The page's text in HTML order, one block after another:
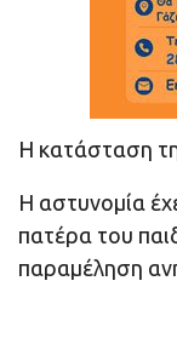
Η κατάσταση
Η αστυνομία
πατέρα του
παραμέληση